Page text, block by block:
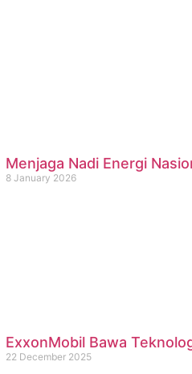
Menjaga Nadi Energi
8 January 2026
ExxonMobil Bawa
22 December 2025